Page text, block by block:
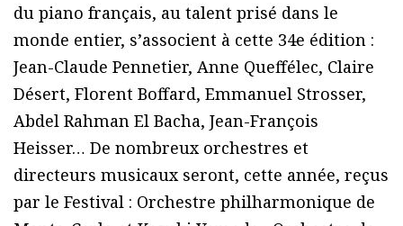
du piano français, au talent prisé dans le
monde entier, sʼassocient à cette 34e édition :
Jean-Claude Pennetier, Anne Queffélec, Claire
Désert, Florent Boffard, Emmanuel Strosser,
Abdel Rahman El Bacha, Jean-François
Heisser… De nombreux orchestres et
directeurs musicaux seront, cette année, reçus
par le Festival : Orchestre philharmonique de